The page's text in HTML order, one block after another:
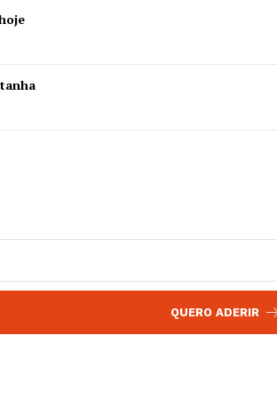
agora!
QUERO ADERIR